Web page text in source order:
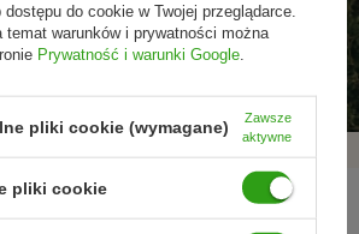
Nowości przed
premierą
Rezygnacja w każdej
chwili
REGULAMINY
do cookie w Twojej przeglądarce.
temat warunków i prywatności można
Prywatność i warunki Google
pliki cookie (wymagane)
Zawsze
aktywne
pliki cookie